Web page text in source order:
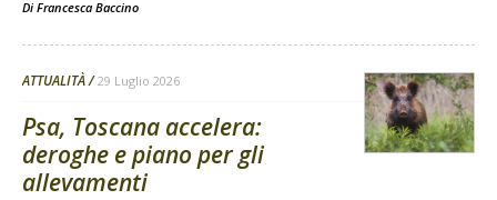
Di Francesca Baccino
ATTUALITÀ 29 Luglio 2026
Psa, Toscana accelera:
deroghe e piano per gli
allevamenti